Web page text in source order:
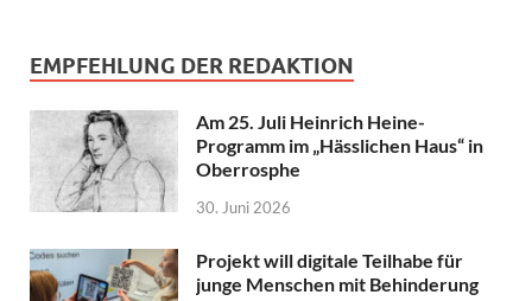
EMPFEHLUNG DER REDAKTION
Am 25. Juli Heinrich Heine-
Programm im „Hässlichen Haus“ in
Oberrosphe
30. Juni 2026
Projekt will digitale Teilhabe für
junge Menschen mit Behinderung